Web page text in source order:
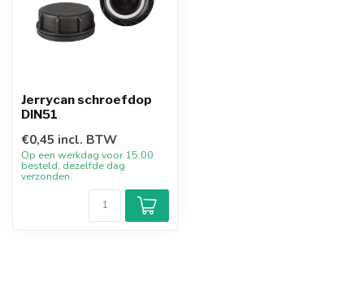
Jerrycan schroefdop
DIN51
€0,45 incl. BTW
Op een werkdag voor 15:00
besteld, dezelfde dag
verzonden.